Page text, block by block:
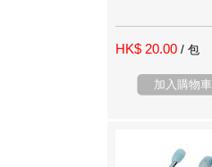
HK$ 20.00 / 包
加入購物車